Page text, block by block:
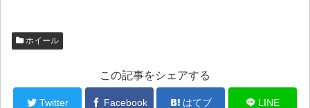
ホイール
この記事をシェアする
Twitter Facebook はてブ LINE